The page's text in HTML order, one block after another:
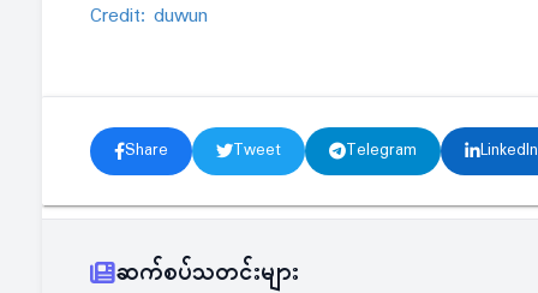
Credit: duwun
Share Tweet Telegram LinkedIn
ဆက်စပ်သတင်းများ